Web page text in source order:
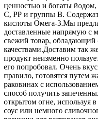
ценностью и богаты
С, РР и группы В.
кислоты Омега-3.Мы
доставленные напрямую с
свежий товар,
качествами.Доставим так
продукт неизменно
его попробовал. Очень
правило, готовятся путем
раковинах с
способ получить
открытом огне, используя
соус или немного